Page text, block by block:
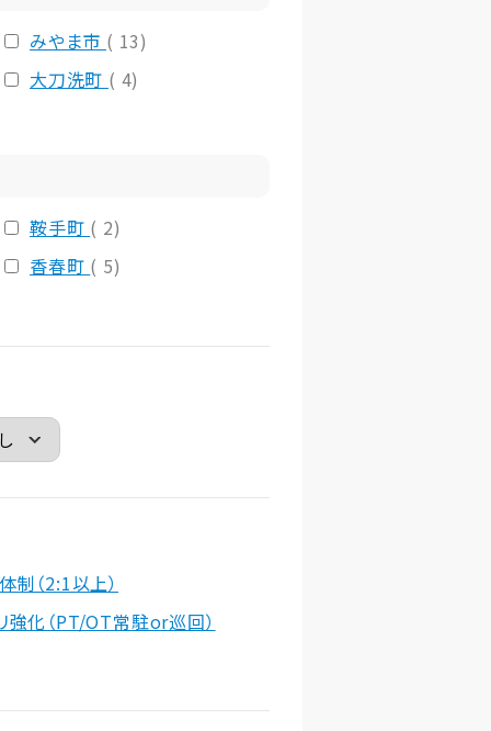
みやま市 ( 13)
大刀洗町 ( 4)
鞍手町 ( 2)
香春町 ( 5)
制（2:1以上）
強化（PT/OT常駐or巡回）